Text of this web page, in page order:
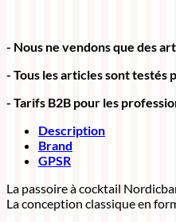
- Nous ne vendons que des
- Tous les articles sont
- Tarifs B2B pour les
Description
Brand
GPSR
La passoire à cocktail
La conception classique en